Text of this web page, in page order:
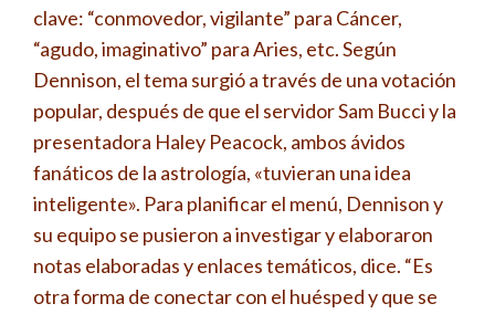
clave: “conmovedor, vigilante” para Cáncer,
“agudo, imaginativo” para Aries, etc. Según
Dennison, el tema surgió a través de una votación
popular, después de que el servidor Sam Bucci y la
presentadora Haley Peacock, ambos ávidos
fanáticos de la astrología, «tuvieran una idea
inteligente». Para planificar el menú, Dennison y
su equipo se pusieron a investigar y elaboraron
notas elaboradas y enlaces temáticos, dice. “Es
otra forma de conectar con el huésped y que se